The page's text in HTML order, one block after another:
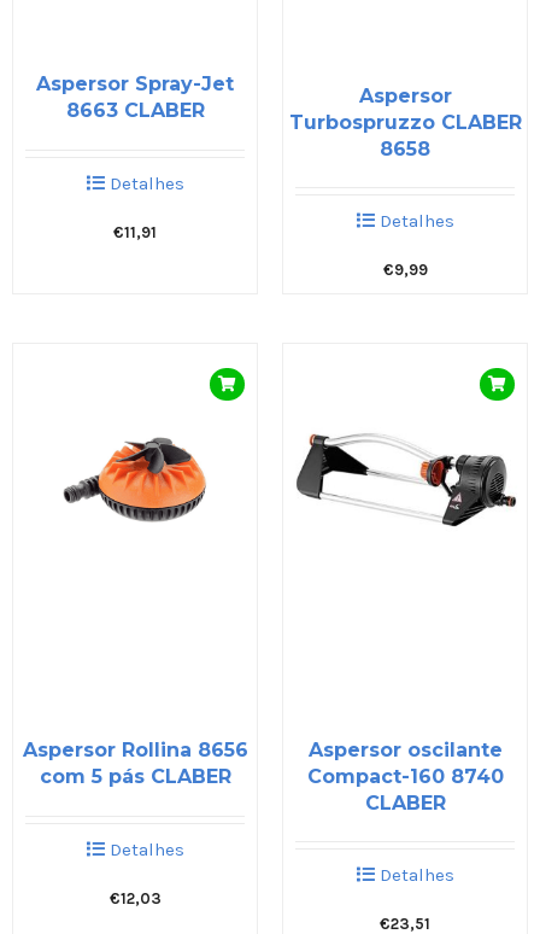
Aspersor Spray-Jet
8663 CLABER
Detalhes
€11,91
Aspersor
Turbospruzzo CLABER
8658
Detalhes
€9,99
Aspersor Rollina 8656
com 5 pás CLABER
Detalhes
€12,03
Aspersor oscilante
Compact-160 8740
CLABER
Detalhes
€23,51